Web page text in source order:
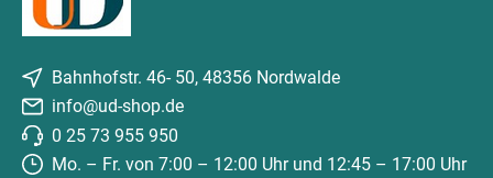
Bahnhofstr. 46- 50, 48356 Nordwalde
info@ud-shop.de
0 25 73 955 950
Mo. – Fr. von 7:00 – 12:00 Uhr und 12:45 – 17:00 Uhr